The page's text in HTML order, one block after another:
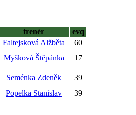
trenér
evq
Faltejsková Alžběta
60
Myšková Štěpánka 17
Seménka Zdeněk
39
Popelka Stanislav
39